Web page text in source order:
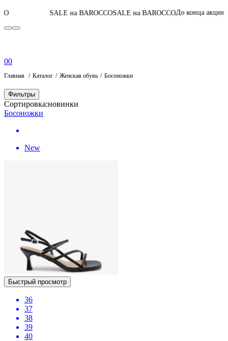
SALE на BAROCCOSALE на BAROCCOДо конца акции06:21:10:
00
Главная Каталог Женская обувь Босоножки
Фильтры
Сортировка:новинки
Босоножки
New
Быстрый просмотр
36
37
38
39
40